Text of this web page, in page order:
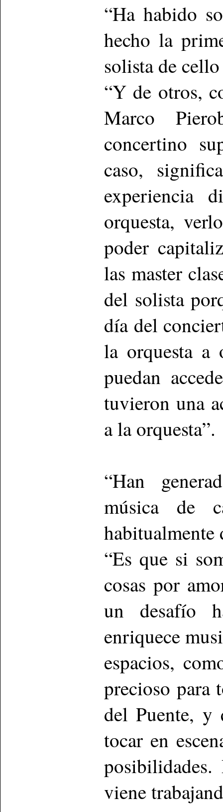
“Ha habido
hecho la
solista de
“Y de otros,
Marco
concertino
caso,
experiencia
orquesta,
poder
las master
del solista
día del
la orquesta a
puedan
tuvieron una
a la orquesta”.
“Han
música de
habitualmente
“Es que si
cosas por
un desafío
enriquece
espacios,
precioso para
del Puente, y
tocar en
posibilidades.
viene